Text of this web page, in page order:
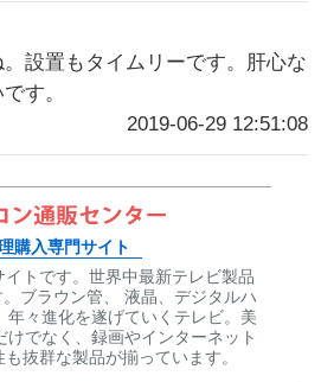
設置もタイムリーです。肝心な
す。
2019-06-29 12:51:08
購入専門サイト
トです。世界中最新テレビ製品
ブラウン管、 液晶、デジタルハ
年々進化を遂げていくテレビ。美
けでなく、録画やインターネット
抜群な製品が揃っています。